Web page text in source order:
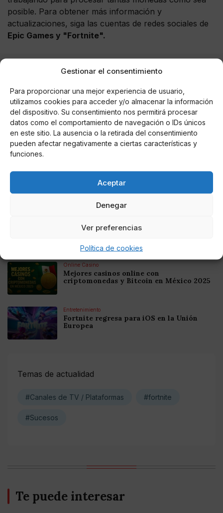
Gestionar el consentimiento
Para proporcionar una mejor experiencia de usuario,
utilizamos cookies para acceder y/o almacenar la información
del dispositivo. Su consentimiento nos permitirá procesar
datos como el comportamiento de navegación o IDs únicos
en este sitio. La ausencia o la retirada del consentimiento
pueden afectar negativamente a ciertas características y
funciones.
Aceptar
Denegar
Ver preferencias
Política de cookies
posible. Para obtener más información y
actualizaciones, siga las cuentas de redes sociales de
Epic Games y "Fortnite".
Luis Gerardo Harris Oberto
Escritor e Influencer del mundo del corazón
y la farándula española
Noticias relacionadas
Mejores Cripto Casinos Online en
Mejores Casinos Online con Bitcoin y
Online Casino
Mejores casinos online con
criptomonedas y Bitcoin en México 2025
Entretenimiento
Fortnite regresa para iOS en la Unión
Europea
Temas de actualidad
#Canales de TV / Plataformas #fortnite
#Sucesos
Te puede interesar